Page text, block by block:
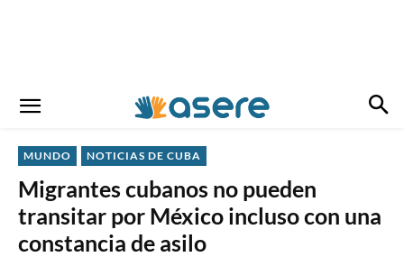
MUNDO NOTICIAS DE CUBA
Migrantes cubanos no pueden
transitar por México incluso con una
constancia de asilo